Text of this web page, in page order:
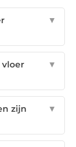
▼
vloer
▼
zijn
▼